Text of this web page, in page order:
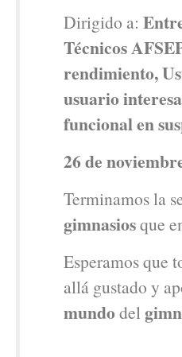
Dirigido a:
Técnicos
rendimiento,
usuario
funcional en
26 de
Terminamos la
gimnasiosque
Esperamos que
allá gustado y
mundodel